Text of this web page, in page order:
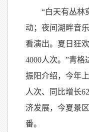
“白天有丛林
动；夜间湖畔音
看演出。夏日狂
4000人次。”青
振阳介绍，今年
人次、同比增长
济发展，今夏景
番。